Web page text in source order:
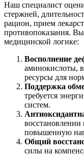
Наш специалист
стержней,
рацион, прием
противопоказания.
медицинской логике:
Восполнение
аминокислоты,
ресурсы для
Поддержка
требуется
систем.
повышенную
Общий
силы на